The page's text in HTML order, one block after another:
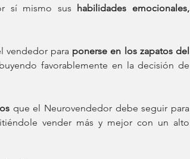
sí mismo sus
vendedor para ponerse en los zapatos del
favorablemente en la decisión de
que el Neurovendedor debe seguir para
vender más y mejor con un alto